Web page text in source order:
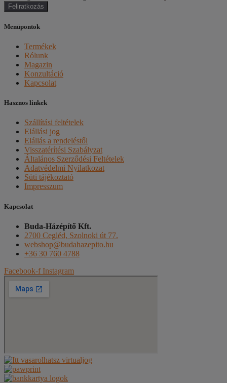
Feliratkozás
Menüpontok
Termékek
Rólunk
Magazin
Konzultáció
Kapcsolat
Hasznos linkek
Szállítási feltételek
Elállási jog
Elállás a rendeléstől
Visszatérítési Szabályzat
Általános Szerződési Feltételek
Adatvédelmi Nyilatkozat
Süti tájékoztató
Impresszum
Kapcsolat
Buda-Házépítő Kft.
2700 Cegléd, Szolnoki út 77.
webshop@budahazepito.hu
+36 30 760 4788
Facebook-f Instagram